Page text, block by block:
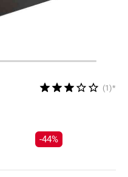
(1)*
-44%